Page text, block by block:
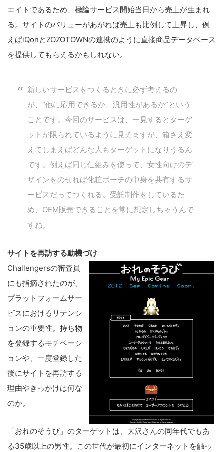
エイトであるため、極論サービス開始当日から売上が生まれ
る。サイトのバリューがあがれば売上も比例して上昇し、例
えばiQonとZOZOTOWNの連携のように直接商品データベース
を提供してもらえるかもしれない。
新しいサービスをつくるときに必ず考えるの
が、“他に応用できるか、汎用性があるか”という
ことです。今回のサービスは、一見するとターゲ
ットが限られているように見えますが、箱さえ変
えてしまえばどんな人もターゲットになりうるん
です。例えば同じ仕組みを使って、女性向けのデ
ザインをのせれば化粧ポーチの中身を共有するサ
ービスだってつくれる。受託制作をしているた
め、OEM販売できることを常に想定しちゃうんで
すね。
サイトを再訪する動機づけ
Challengersの審査員
にも指摘されたのが、
プラットフォームサー
ビスにおけるリテンシ
ョンの重要性。持ち物
を登録するモチベーシ
ョンや、一度登録した
後にサイトを再訪する
理由やきっかけは何な
のか。
「おれのそうび」のターゲットは、大沢さんの同年代でもあ
る35歳以上の男性。この世代が最初にインターネットを触っ